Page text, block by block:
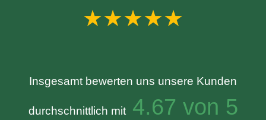
★★★★★
Insgesamt bewerten uns unsere Kunden
durchschnittlich mit4.67 von 5